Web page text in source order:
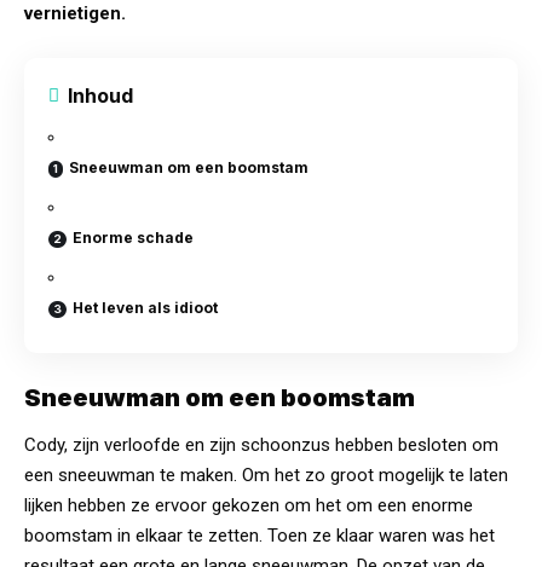
vernietigen.
Inhoud
Sneeuwman om een boomstam
Enorme schade
Het leven als idioot
Sneeuwman om een boomstam
Cody, zijn verloofde en zijn schoonzus hebben besloten om
een sneeuwman te maken. Om het zo groot mogelijk te laten
lijken hebben ze ervoor gekozen om het om een enorme
boomstam in elkaar te zetten. Toen ze klaar waren was het